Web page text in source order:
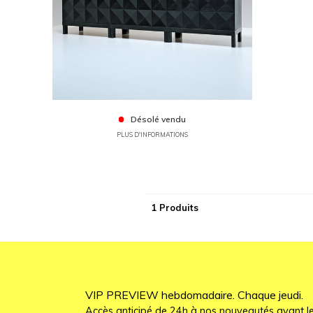
Désolé vendu
PLUS D'INFORMATIONS
1 Produits
VIP PREVIEW hebdomadaire. Chaque jeudi.